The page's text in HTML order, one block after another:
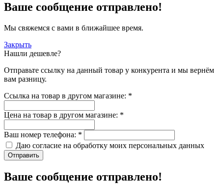
Ваше сообщение отправлено!
Мы свяжемся с вами в ближайшее время.
Закрыть
Нашли дешевле?
Отправьте ссылку на данный товар у конкурента и мы вернём
вам разницу.
Ссылка на товар в другом магазине: *
Цена на товар в другом магазине: *
Ваш номер телефона: *
Даю согласие на обработку моих персональных данных
Отправить
Ваше сообщение отправлено!